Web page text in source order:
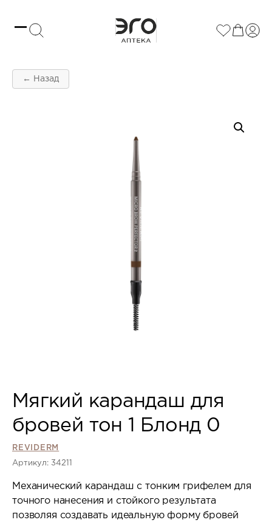
← Назад
Мягкий карандаш для
бровей тон 1 Блонд 0
REVIDERM
Артикул: 34211
Механический карандаш с тонким грифелем для
точного нанесения и стойкого результата
позволяя создавать идеальную форму бровей